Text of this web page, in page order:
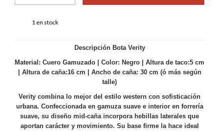
1 en stock
Descripción Bota Verity
Material: Cuero Gamuzado | Color: Negro | Altura de taco:5 cm
| Altura de caña:16 cm | Ancho de caña: 30 cm (ó más según
talle)
Verity combina lo mejor del estilo western con sofisticación
urbana. Confeccionada en gamuza suave e interior en forrería
suave, su diseño mid-caña incorpora hebillas laterales que
aportan carácter y movimiento. Su base firme la hace ideal